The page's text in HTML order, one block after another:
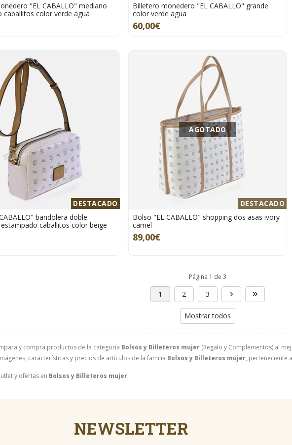
y compra productos de la categoría Bolsos y Billeteros mujer (Regalo y Complementos) al
características y precios de artículos de la familia Bolsos y Billeteros mujer, perteneciente
y ofertas en Bolsos y Billeteros mujer.
"EL CABALLO" mediano
caballitos color verde agua
Billetero monedero "EL CABALLO" grande
color verde agua
60,00€
DESTACADO
bandolera doble
caballitos color beige
DESTACADO
AGOTADO
Bolso "EL CABALLO" shopping dos asas ivory
camel
89,00€
Página 1 de 3
1 2 3
Mostrar todos
NEWSLETTER